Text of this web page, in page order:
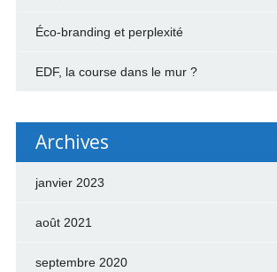
Éco-branding et perplexité
EDF, la course dans le mur ?
Archives
janvier 2023
août 2021
septembre 2020